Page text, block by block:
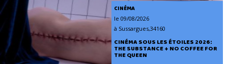
CINÉMA
le 09/08/2026
à Sussargues,34160
CINÉMA SOUS LES ÉTOILES 2026:
THE SUBSTANCE + NO COFFEE FOR
THE QUEEN